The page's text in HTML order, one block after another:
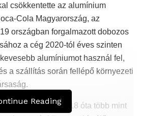
csökkentette az alumínium
Cola Magyarország, az
országban forgalmazott dobozos
a cég 2020-tól éves szinten
alumíniumot használ fel,
a szállítás során fellépő környezeti
elmondta, 2018 óta több mint
Reading